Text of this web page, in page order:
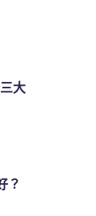
大
？